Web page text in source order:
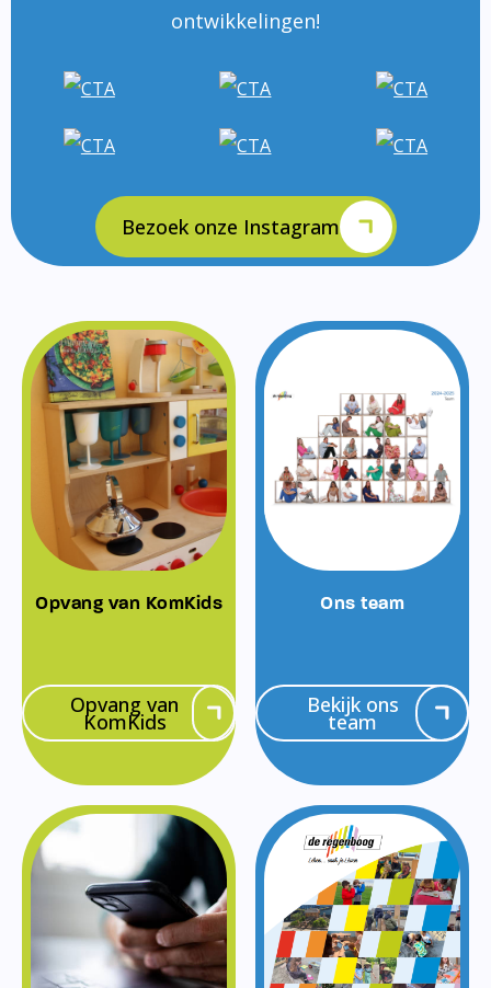
ontwikkelingen!
Bezoek onze Instagram
Opvang van KomKids
Opvang van
KomKids
Ons team
Bekijk ons
team